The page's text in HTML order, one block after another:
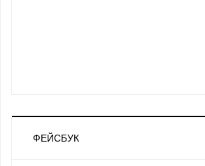
ФЕЙСБУК